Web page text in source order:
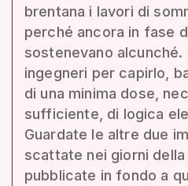
brentana i lavori di
perché ancora in fase
sostenevano alcunché.
ingegneri per capirlo,
di una minima dose,
sufficiente, di logica
Guardate le altre due
scattate nei giorni della
pubblicate in fondo a